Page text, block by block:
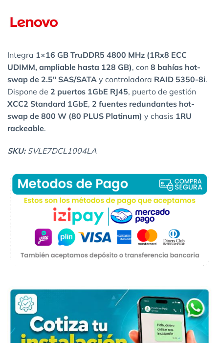
Integra 1×16 GB TruDDR5 4800 MHz (1Rx8 ECC
UDIMM, ampliable hasta 128 GB), con 8 bahías hot-
swap de 2.5″ SAS/SATA y controladora RAID 5350-8i.
Dispone de 2 puertos 1GbE RJ45, puerto de gestión
XCC2 Standard 1GbE, 2 fuentes redundantes hot-
swap de 800 W (80 PLUS Platinum) y chasis 1RU
rackeable.
SKU: SVLE7DCL1004LA